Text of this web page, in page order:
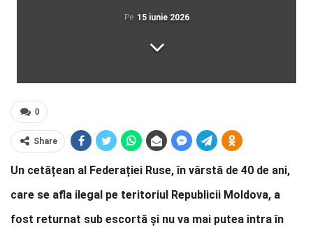
Pe 15 iunie 2026
0
Share
Un cetățean al Federației Ruse, în vârstă de 40 de ani,
care se afla ilegal pe teritoriul Republicii Moldova, a
fost returnat sub escortă și nu va mai putea intra în